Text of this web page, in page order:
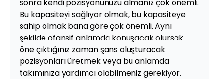
sonra kendi pozisyonunuzu almanız çok önemli.
Bu kapasiteyi sağlıyor olmak, bu kapasiteye
sahip olmak bana göre çok önemli. Aynı
şekilde ofansif anlamda konuşacak olursak
öne çıktığınız zaman şans oluşturacak
pozisyonları üretmek veya bu anlamda
takımınıza yardımcı olabilmeniz gerekiyor.